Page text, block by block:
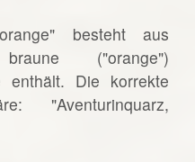
besteht aus
("orange")
enthält. Die korrekte
"Aventurinquarz,